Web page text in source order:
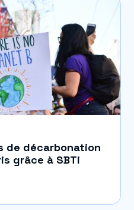
de décarbonation
grâce à SBTi